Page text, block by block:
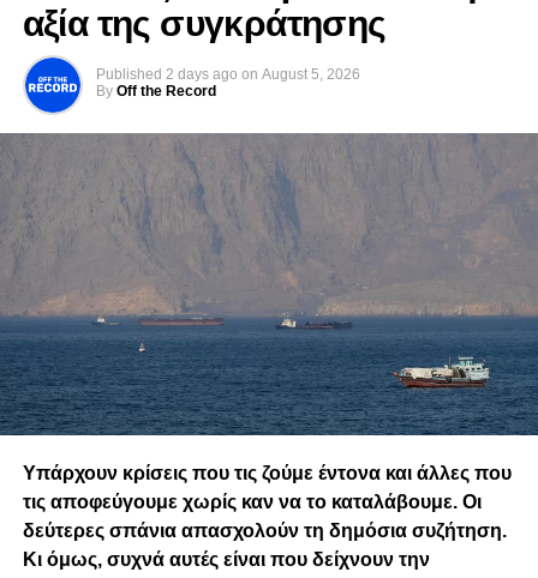
ΙΑΤΡΟΣ
RELATED TOPICS: ΠΑΡΑΣΚΗΝΙΟ
UP NEXT
Η φαρσοκωμωδία συνεχίζεται…
Τώρα τα λύσαμε τα προβλήματά μας
αξία της συγκράτησης
Published 2 days ago on August 5, 2026
By Off the Record
Υπάρχουν κρίσεις που τις ζούμε έντονα και άλλες που
τις αποφεύγουμε χωρίς καν να το καταλάβουμε. Οι
δεύτερες σπάνια απασχολούν τη δημόσια συζήτηση.
Κι όμως, συχνά αυτές είναι που δείχνουν την